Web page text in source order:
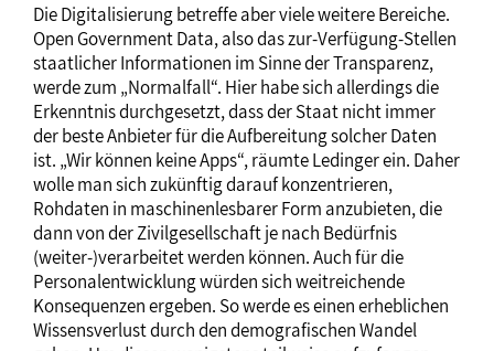
Die Digitalisierung betreffe aber viele weitere Bereiche.
Open Government Data, also das zur-Verfügung-Stellen
staatlicher Informationen im Sinne der Transparenz,
werde zum „Normalfall“. Hier habe sich allerdings die
Erkenntnis durchgesetzt, dass der Staat nicht immer
der beste Anbieter für die Aufbereitung solcher Daten
ist. „Wir können keine Apps“, räumte Ledinger ein. Daher
wolle man sich zukünftig darauf konzentrieren,
Rohdaten in maschinenlesbarer Form anzubieten, die
dann von der Zivilgesellschaft je nach Bedürfnis
(weiter-)verarbeitet werden können. Auch für die
Personalentwicklung würden sich weitreichende
Konsequenzen ergeben. So werde es einen erheblichen
Wissensverlust durch den demografischen Wandel